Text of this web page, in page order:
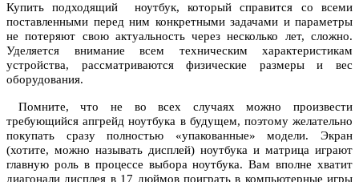
Купить подходящий ноутбук, который справится со всеми
поставленными перед ним конкретными задачами и параметры
не потеряют свою актуальность через несколько лет, сложно.
Уделяется внимание всем техническим характеристикам
устройства, рассматриваются физические размеры и вес
оборудования.
Помните, что не во всех случаях можно произвести
требующийся апгрейд ноутбука в будущем, поэтому желательно
покупать сразу полностью «упакованные» модели. Экран
(хотите, можно называть дисплей) ноутбука и матрица играют
главную роль в процессе выбора ноутбука. Вам вполне хватит
диагонали дисплея в 17 дюймов поиграть в компьютерные игры